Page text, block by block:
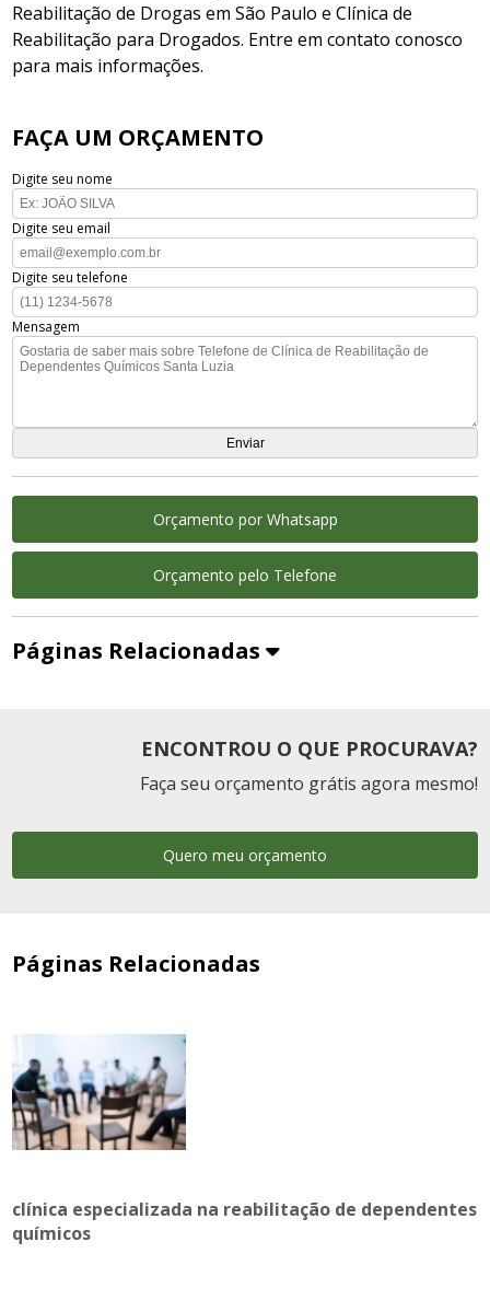
Reabilitação de Drogas em São Paulo e Clínica de
Reabilitação para Drogados. Entre em contato conosco
para mais informações.
FAÇA UM ORÇAMENTO
Digite seu nome
Digite seu email
Digite seu telefone
Mensagem
Orçamento por Whatsapp
Orçamento pelo Telefone
Páginas Relacionadas
ENCONTROU O QUE PROCURAVA?
Faça seu orçamento grátis agora mesmo!
Quero meu orçamento
Páginas Relacionadas
clínica especializada na reabilitação de dependentes
químicos